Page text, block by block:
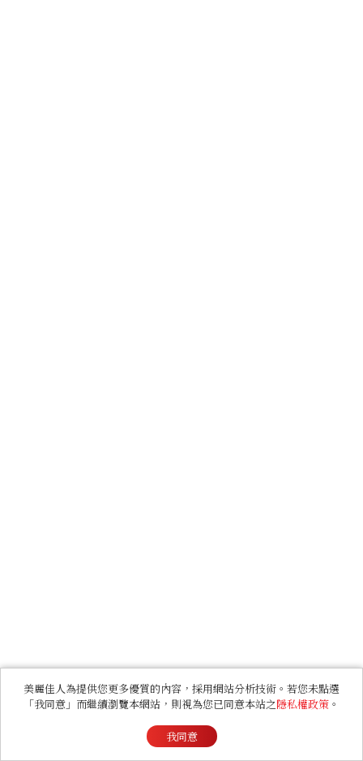
美麗佳人為提供您更多優質的內容，採用網站分析技術。若您未點選
「我同意」而繼續瀏覽本網站，則視為您已同意本站之隱私權政策 。
我同意